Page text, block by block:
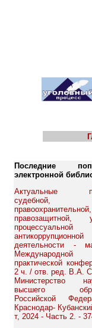
Последние
электронной
Актуальные
судебной,
правоохранительной,
правозащитной,
антикоррупционной
деятельности -
Международной
практической
2 ч. / отв. ред. В.А.
Министерство
высшего
Российской
Краснодар-
т, 2024 - Часть 2. -